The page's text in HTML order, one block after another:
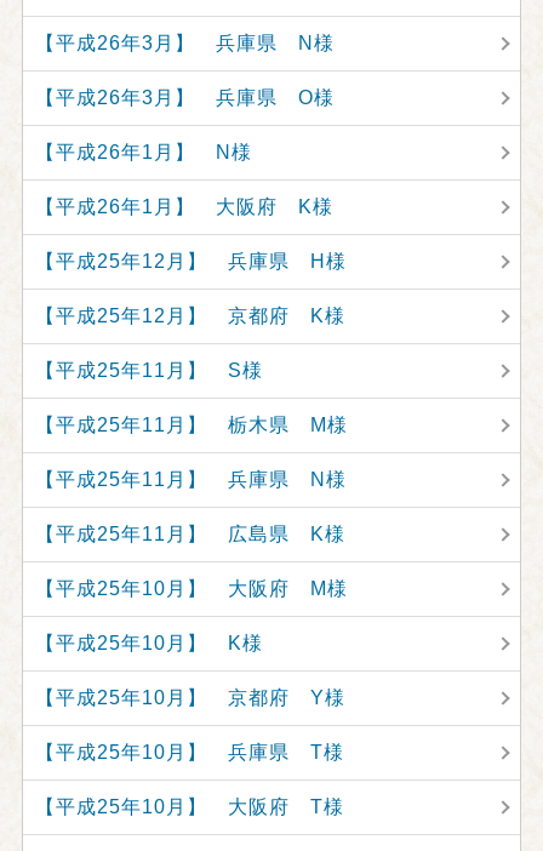
【平成26年3月】 兵庫県 N様
【平成26年3月】 兵庫県 O様
【平成26年1月】 N様
【平成26年1月】 大阪府 K様
【平成25年12月】 兵庫県 H様
【平成25年12月】 京都府 K様
【平成25年11月】 S様
【平成25年11月】 栃木県 M様
【平成25年11月】 兵庫県 N様
【平成25年11月】 広島県 K様
【平成25年10月】 大阪府 M様
【平成25年10月】 K様
【平成25年10月】 京都府 Y様
【平成25年10月】 兵庫県 T様
【平成25年10月】 大阪府 T様